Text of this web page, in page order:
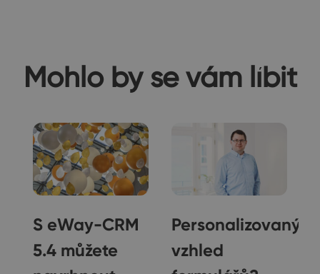
Mohlo by se vám líbit
S eWay-CRM
5.4 můžete
Personalizovaný
vzhled